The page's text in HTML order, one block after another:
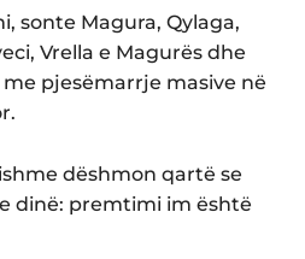
sonte Magura, Qylaga,
Vrella e Magurës dhe
pjesëmarrje masive në
dëshmon qartë se
dinë: premtimi im është